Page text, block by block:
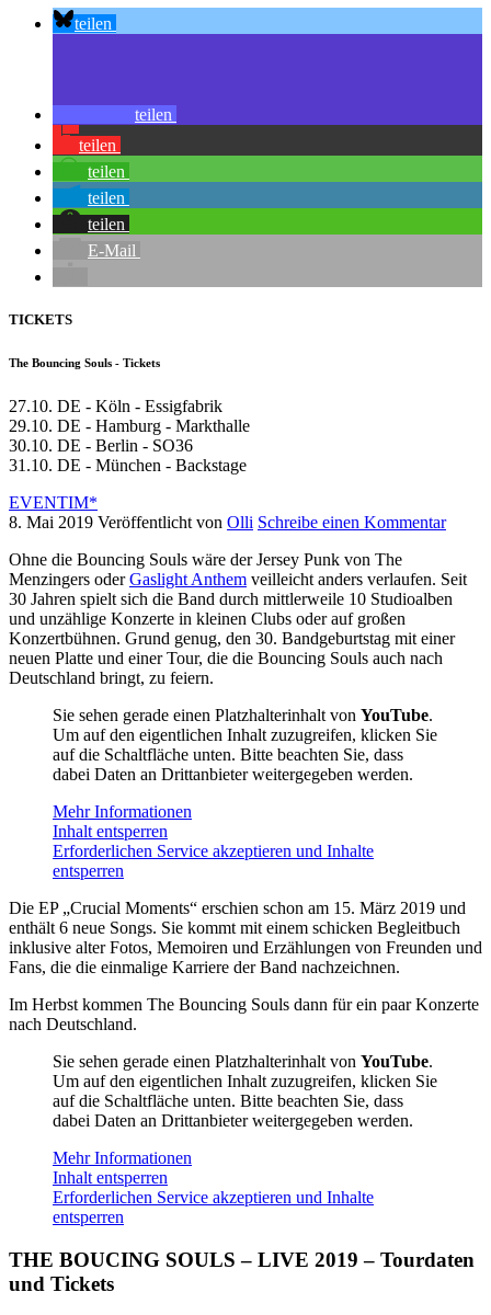
teilen
teilen
teilen
teilen
teilen
teilen
E-Mail
TICKETS
The Bouncing Souls - Tickets
27.10. DE - Köln - Essigfabrik
29.10. DE - Hamburg - Markthalle
30.10. DE - Berlin - SO36
31.10. DE - München - Backstage
EVENTIM*
8. Mai 2019 Veröffentlicht von Olli Schreibe einen Kommentar
Ohne die Bouncing Souls wäre der Jersey Punk von The
Menzingers oderGaslight Anthem veilleicht anders verlaufen. Seit
30 Jahren spielt sich die Band durch mittlerweile 10 Studioalben
und unzählige Konzerte in kleinen Clubs oder auf großen
Konzertbühnen. Grund genug, den 30. Bandgeburtstag mit einer
neuen Platte und einer Tour, die die Bouncing Souls auch nach
Deutschland bringt, zu feiern.
Sie sehen gerade einen Platzhalterinhalt von YouTube.
Um auf den eigentlichen Inhalt zuzugreifen, klicken Sie
auf die Schaltfläche unten. Bitte beachten Sie, dass
dabei Daten an Drittanbieter weitergegeben werden.
Mehr Informationen
Inhalt entsperren
Erforderlichen Service akzeptieren und Inhalte
entsperren
Die EP „Crucial Moments“ erschien schon am 15. März 2019 und
enthält 6 neue Songs. Sie kommt mit einem schicken Begleitbuch
inklusive alter Fotos, Memoiren und Erzählungen von Freunden und
Fans, die die einmalige Karriere der Band nachzeichnen.
Im Herbst kommen The Bouncing Souls dann für ein paar Konzerte
nach Deutschland.
Sie sehen gerade einen Platzhalterinhalt von YouTube.
Um auf den eigentlichen Inhalt zuzugreifen, klicken Sie
auf die Schaltfläche unten. Bitte beachten Sie, dass
dabei Daten an Drittanbieter weitergegeben werden.
Mehr Informationen
Inhalt entsperren
Erforderlichen Service akzeptieren und Inhalte
entsperren
THE BOUCING SOULS – LIVE 2019 – Tourdaten
und Tickets